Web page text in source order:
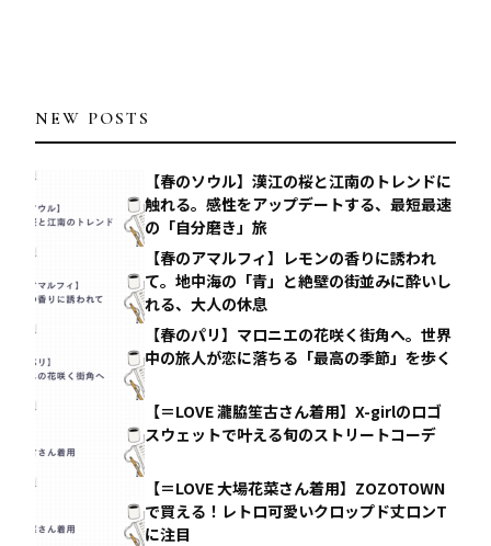
NEW POSTS
【春のソウル】漢江の桜と江南のトレンドに
触れる。感性をアップデートする、最短最速
の「自分磨き」旅
【春のアマルフィ】レモンの香りに誘われ
て。地中海の「青」と絶壁の街並みに酔いし
れる、大人の休息
【春のパリ】マロニエの花咲く街角へ。世界
中の旅人が恋に落ちる「最高の季節」を歩く
【＝LOVE 瀧脇笙古さん着用】X-girlのロゴ
スウェットで叶える旬のストリートコーデ
【＝LOVE 大場花菜さん着用】ZOZOTOWN
で買える！レトロ可愛いクロップド丈ロンT
に注目